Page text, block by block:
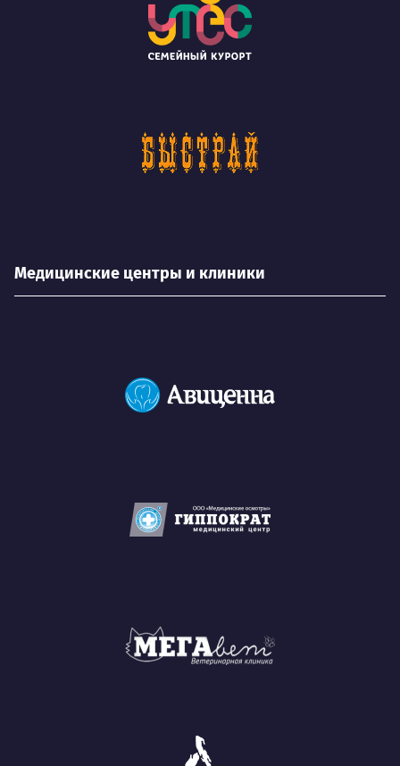
Медицинские центры и клиники